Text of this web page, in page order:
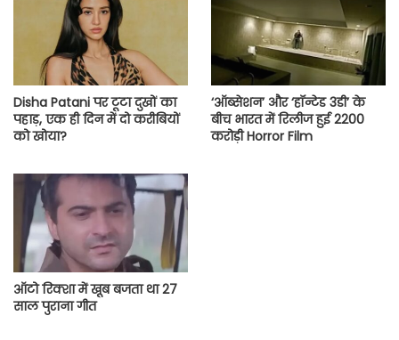
Disha Patani पर टूटा दुखों का
पहाड़, एक ही दिन में दो करीबियों
को खोया?
‘ऑब्सेशन’ और ‘हॉन्टेड 3डी’ के
बीच भारत में रिलीज हुई 2200
करोड़ी Horror Film
ऑटो रिक्शा में खूब बजता था 27
साल पुराना गीत